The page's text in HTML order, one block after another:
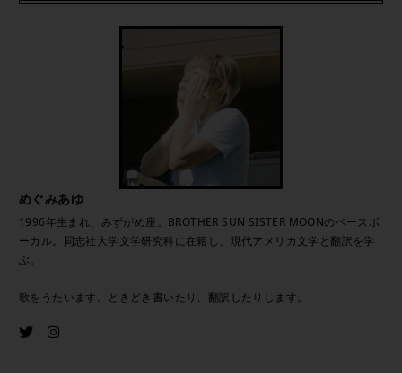
めぐみあゆ
1996年生まれ、みずがめ座。BROTHER SUN SISTER MOONのベースボ
ーカル。同志社大学文学研究科に在籍し、現代アメリカ文学と翻訳を学
ぶ。
歌をうたいます。ときどき書いたり、翻訳したりします。